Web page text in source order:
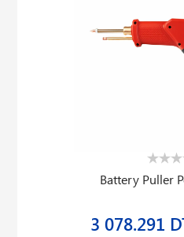
Battery Puller
3 078.291